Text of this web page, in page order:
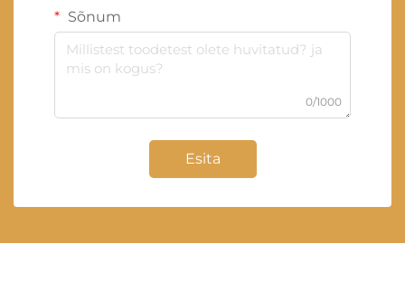
Sõnum
0/1000
Esita